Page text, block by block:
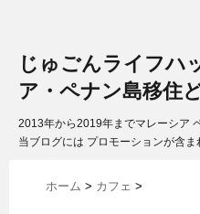
じゅごんライフ
ア・ペナン島移住
2013年から2019年までマレーシア
当ブログには プロモーションが含ま
ホーム > カフェ >